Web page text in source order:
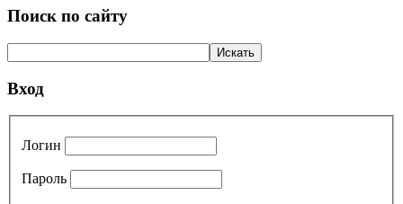
Поиск по сайту
Вход
Логин
Пароль